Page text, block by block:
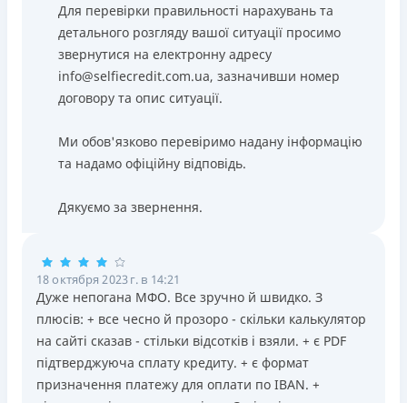
Для перевірки правильності нарахувань та
детального розгляду вашої ситуації просимо
звернутися на електронну адресу
info@selfiecredit.com.ua, зазначивши номер
договору та опис ситуації.
Ми обов'язково перевіримо надану інформацію
та надамо офіційну відповідь.
Дякуємо за звернення.
18 октября 2023 г. в 14:21
Дуже непогана МФО. Все зручно й швидко. З
плюсів: + все чесно й прозоро - скільки калькулятор
на сайті сказав - стільки відсотків і взяли. + є PDF
підтверджуюча сплату кредиту. + є формат
призначення платежу для оплати по IBAN. +